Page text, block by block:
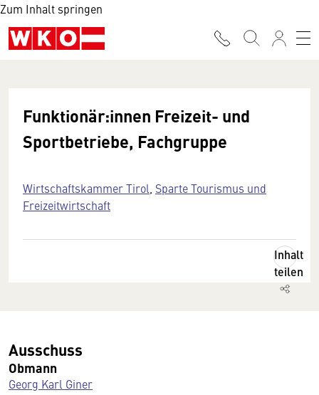
Zum Inhalt springen
Funktionär:innen Freizeit- und
Sportbetriebe, Fachgruppe
Wirtschaftskammer Tirol Sparte Tourismus und
Freizeitwirtschaft
Inhalt
teilen
Ausschuss
Obmann
Georg Karl Giner